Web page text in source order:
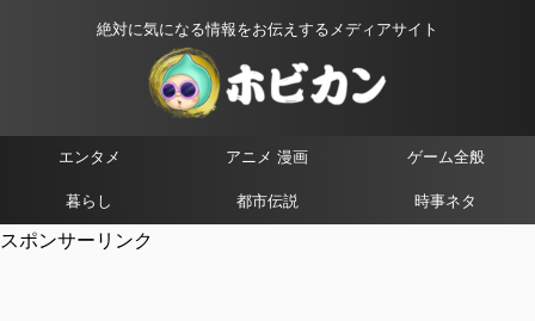
絶対に気になる情報をお伝えするメディアサイト
エンタメ アニメ 漫画 ゲーム全般
暮らし 都市伝説 時事ネタ
スポンサーリンク